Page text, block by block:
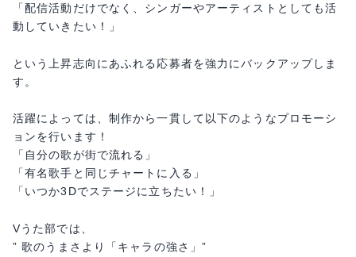
「配信活動だけでなく、シンガーやアーティストとしても活
動していきたい！」
という上昇志向にあふれる応募者を強力にバックアップしま
す。
活躍によっては、制作から一貫して以下のようなプロモーシ
ョンを行います！
「自分の歌が街で流れる」
「有名歌手と同じチャートに入る」
「いつか3Dでステージに立ちたい！」
Vうた部では、
” 歌のうまさより「キャラの強さ」”